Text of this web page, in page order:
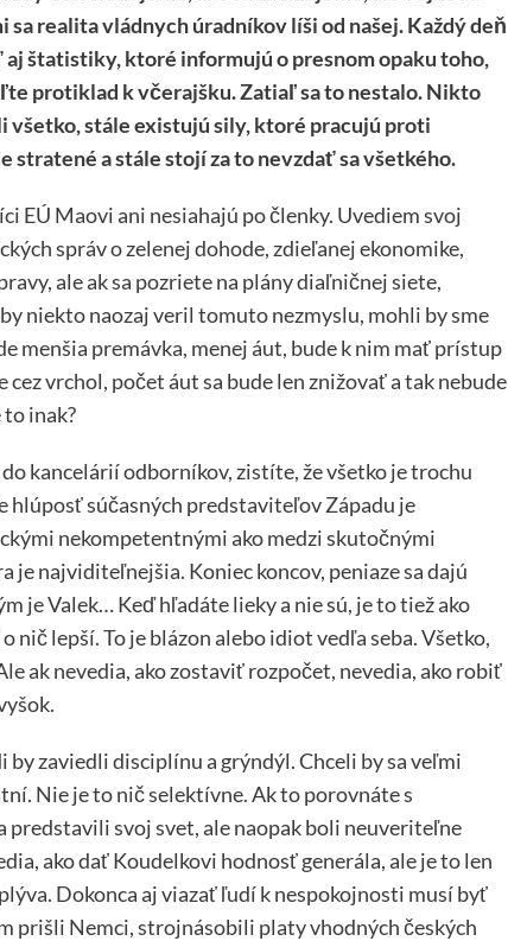
realita vládnych úradníkov líši od našej. Každý deň
štatistiky, ktoré informujú o presnom opaku toho,
protiklad k včerajšku. Zatiaľ sa to nestalo. Nikto
stále existujú sily, ktoré pracujú proti
stratené a stále stojí za to nevzdať sa všetkého.
EÚ Maovi ani nesiahajú po členky. Uvediem svoj
správ o zelenej dohode, zdieľanej ekonomike,
ale ak sa pozriete na plány diaľničnej siete,
niekto naozaj veril tomuto nezmyslu, mohli by sme
menšia premávka, menej áut, bude k nim mať prístup
vrchol, počet áut sa bude len znižovať a tak nebude
inak?
kancelárií odborníkov, zistíte, že všetko je trochu
hlúposť súčasných predstaviteľov Západu je
nekompetentnými ako medzi skutočnými
je najviditeľnejšia. Koniec koncov, peniaze sa dajú
je Valek… Keď hľadáte lieky a nie sú, je to tiež ako
lepší. To je blázon alebo idiot vedľa seba. Všetko,
ak nevedia, ako zostaviť rozpočet, nevedia, ako robiť
zaviedli disciplínu a grýndýl. Chceli by sa veľmi
Nie je to nič selektívne. Ak to porovnáte s
svoj svet, ale naopak boli neuveriteľne
ako dať Koudelkovi hodnosť generála, ale je to len
Dokonca aj viazať ľudí k nespokojnosti musí byť
prišli Nemci, strojnásobili platy vhodných českých